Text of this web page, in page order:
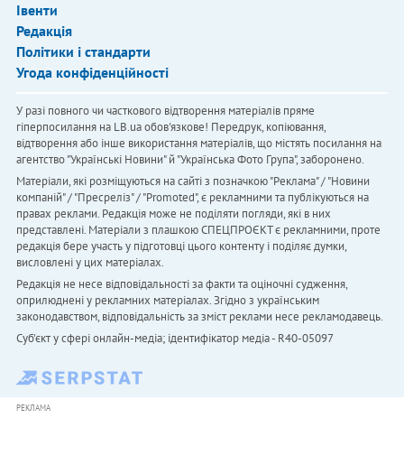
Івенти
Редакція
Політики і стандарти
Угода конфіденційності
У разі повного чи часткового відтворення матеріалів пряме
гіперпосилання на LB.ua обов'язкове! Передрук, копіювання,
відтворення або інше використання матеріалів, що містять посилання на
агентство "Українськi Новини" й "Українська Фото Група", заборонено.
Матеріали, які розміщуються на сайті з позначкою "Реклама" / "Новини
компаній" / "Пресреліз" / "Promoted", є рекламними та публікуються на
правах реклами. Редакція може не поділяти погляди, які в них
представлені. Матеріали з плашкою СПЕЦПРОЄКТ є рекламними, проте
редакція бере участь у підготовці цього контенту і поділяє думки,
висловлені у цих матеріалах.
Редакція не несе відповідальності за факти та оціночні судження,
оприлюднені у рекламних матеріалах. Згідно з українським
законодавством, відповідальність за зміст реклами несе рекламодавець.
Cуб'єкт у сфері онлайн-медіа; ідентифікатор медіа - R40-05097
РЕКЛАМА